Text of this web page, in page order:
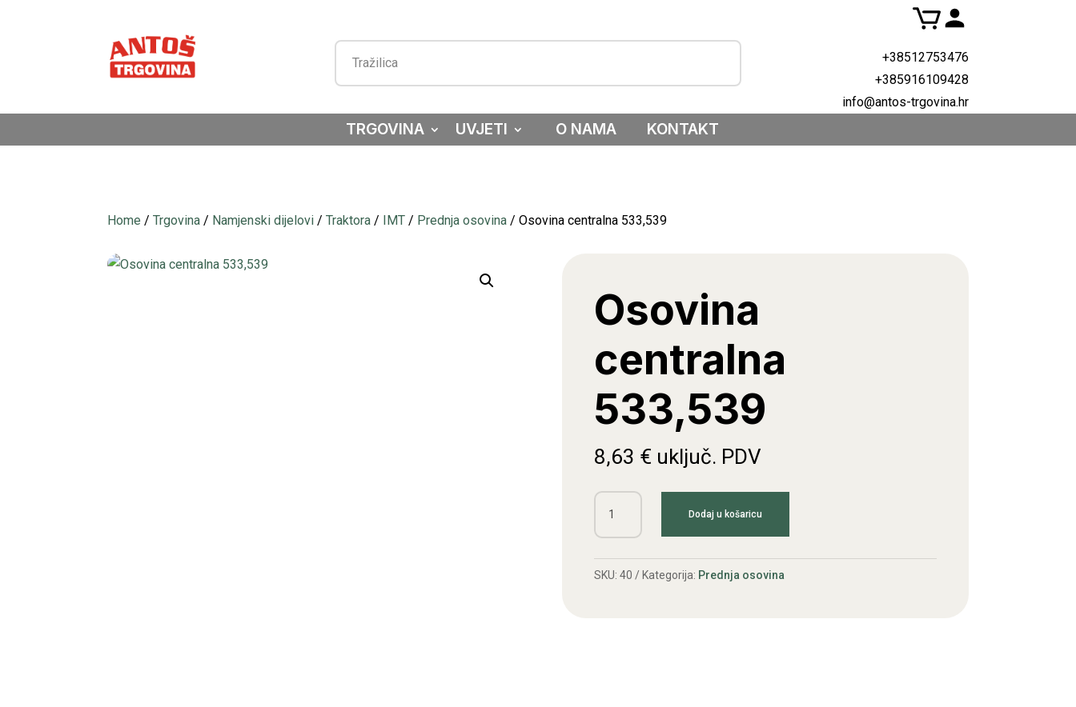
+38512753476
+385916109428
info@antos-trgovina.hr
TRGOVINA UVJETI O NAMA KONTAKT
Home /Trgovina / Namjenski dijelovi /Traktora / IMT / Prednja osovina / Osovina centralna 533,539
Osovina
centralna
533,539
8,63 € uključ. PDV
Osovina
centralna
količina
Dodaj u košaricu
SKU: 40 Kategorija: Prednja osovina